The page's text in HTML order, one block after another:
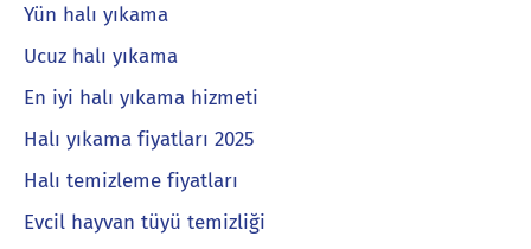
Yün halı yıkama
Ucuz halı yıkama
En iyi halı yıkama hizmeti
Halı yıkama fiyatları 2025
Halı temizleme fiyatları
Evcil hayvan tüyü temizliği